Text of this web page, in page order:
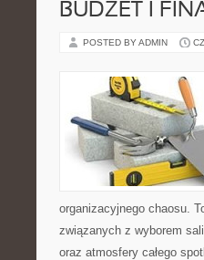
BUDŻET I
POSTED BY ADMIN
organizacyjnego chaosu.
związanych z wyborem
oraz atmosfery całego